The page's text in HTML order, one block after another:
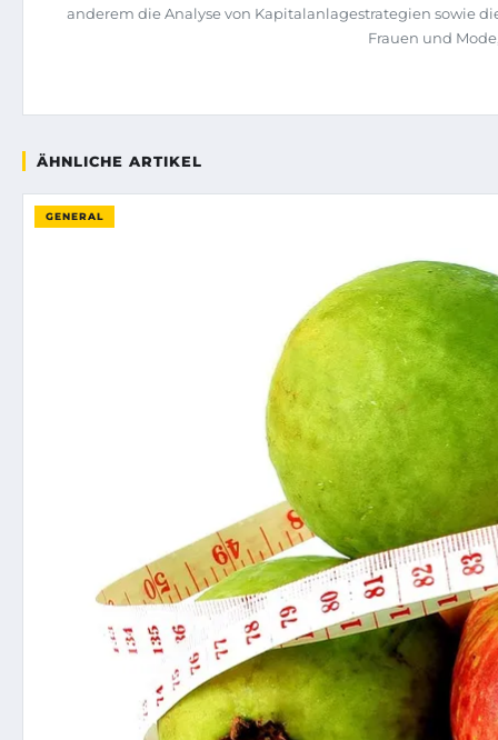
anderem die Analyse von Kapitalanlagestrategien sowie
Frauen und
ÄHNLICHE ARTIKEL
GENERAL